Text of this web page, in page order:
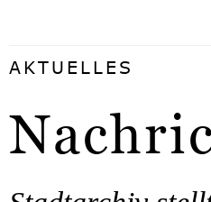
AKTUELLES